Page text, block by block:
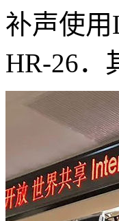
补声使
HR-26．